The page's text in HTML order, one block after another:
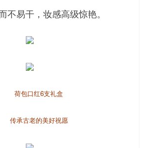
不易干，妆感高级惊艳。
荷包口红6支礼盒
传承古老的美好祝愿